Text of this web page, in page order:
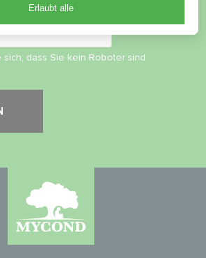
dass Sie kein Roboter sind.
Erlaubt alle